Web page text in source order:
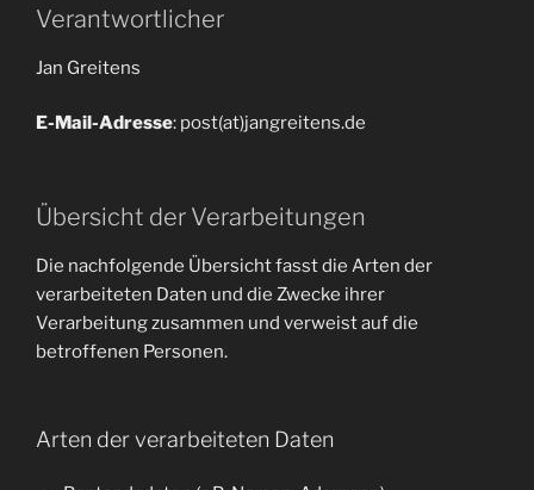
Verantwortlicher
Jan Greitens
E-Mail-Adresse: post(at)jangreitens.de
Übersicht der Verarbeitungen
Die nachfolgende Übersicht fasst die Arten der
verarbeiteten Daten und die Zwecke ihrer
Verarbeitung zusammen und verweist auf die
betroffenen Personen.
Arten der verarbeiteten Daten